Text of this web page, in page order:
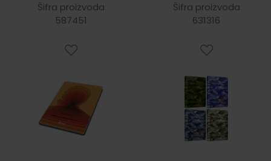
Šifra proizvoda
587451
uvez, 96 listova,
80 gr papir 5176
Šifra proizvoda
631316